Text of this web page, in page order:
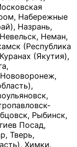
Набережные
Назрань,
Неман,
(Республика
(Якутия),
Рыбинск,
Посад,
Тверь,
Химки,